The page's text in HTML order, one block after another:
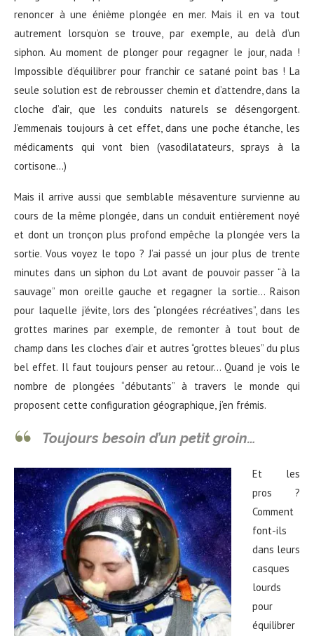
renoncer à une énième plongée en mer. Mais il en va tout
autrement lorsqu’on se trouve, par exemple, au delà d’un
siphon. Au moment de plonger pour regagner le jour, nada !
Impossible d’équilibrer pour franchir ce satané point bas ! La
seule solution est de rebrousser chemin et d’attendre, dans la
cloche d’air, que les conduits naturels se désengorgent.
J’emmenais toujours à cet effet, dans une poche étanche, les
médicaments qui vont bien (vasodilatateurs, sprays à la
cortisone…)
Mais il arrive aussi que semblable mésaventure survienne au
cours de la même plongée, dans un conduit entièrement noyé
et dont un tronçon plus profond empêche la plongée vers la
sortie. Vous voyez le topo ? J’ai passé un jour plus de trente
minutes dans un siphon du Lot avant de pouvoir passer “à la
sauvage” mon oreille gauche et regagner la sortie… Raison
pour laquelle j’évite, lors des “plongées récréatives”, dans les
grottes marines par exemple, de remonter à tout bout de
champ dans les cloches d’air et autres “grottes bleues” du plus
bel effet. Il faut toujours penser au retour…Quand je vois le
nombre de plongées “débutants” à travers le monde qui
proposent cette configuration géographique, j’en frémis.
Toujours besoin d’un petit groin…
Et les
pros ?
Comment
font-ils
dans leurs
casques
lourds
pour
équilibrer